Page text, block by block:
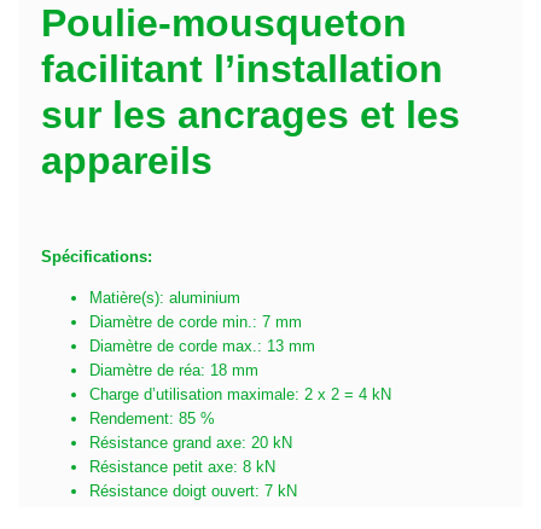
Poulie-mousqueton
facilitant l’installation
sur les ancrages et les
appareils
Spécifications:
Matière(s): aluminium
Diamètre de corde min.: 7 mm
Diamètre de corde max.: 13 mm
Diamètre de réa: 18 mm
Charge d’utilisation maximale: 2 x 2 = 4 kN
Rendement: 85 %
Résistance grand axe: 20 kN
Résistance petit axe: 8 kN
Résistance doigt ouvert: 7 kN